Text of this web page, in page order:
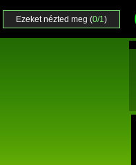
Ezeket nézted meg (0/1)